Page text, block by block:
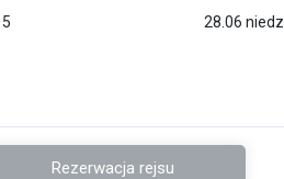
28.06 niedz.
Rezerwacja rejsu